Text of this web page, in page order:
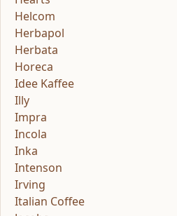
Helcom
Herbapol
Herbata
Horeca
Idee Kaffee
Illy
Impra
Incola
Inka
Intenson
Irving
Italian Coffee